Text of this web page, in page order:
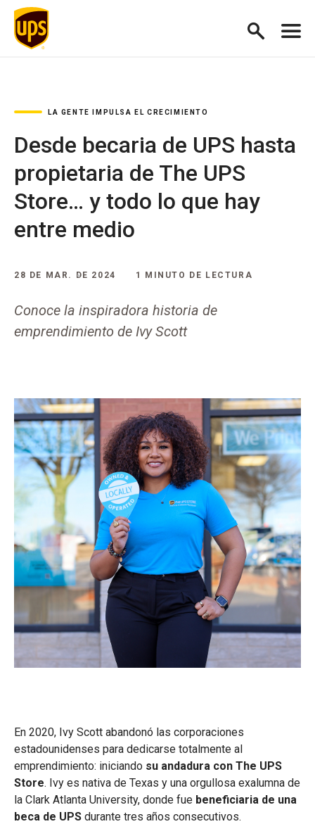
LA GENTE IMPULSA EL CRECIMIENTO
Desde becaria de UPS hasta
propietaria de The UPS
Store… y todo lo que hay
entre medio
28 DE MAR. DE 2024 1 MINUTO DE LECTURA
Conoce la inspiradora historia de
emprendimiento de Ivy Scott
En 2020, Ivy Scott abandonó las corporaciones
estadounidenses para dedicarse totalmente al
emprendimiento: iniciando su andadura con The UPS
Store. Ivy es nativa de Texas y una orgullosa exalumna de
la Clark Atlanta University, donde fue beneficiaria de una
beca de UPS durante tres años consecutivos.